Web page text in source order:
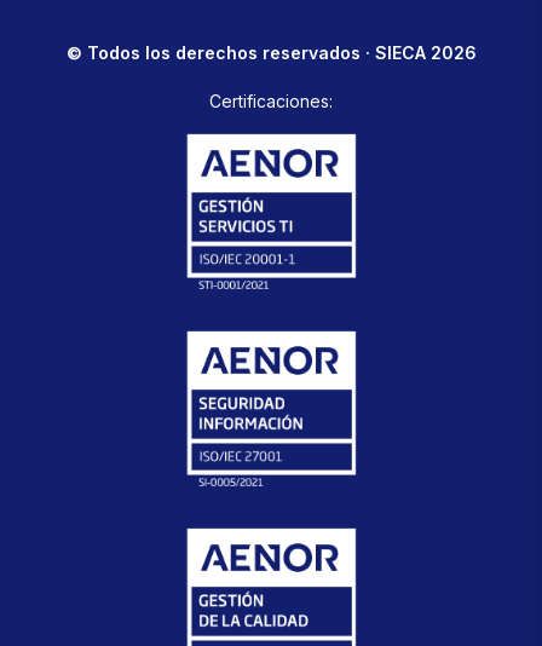
© Todos los derechos reservados · SIECA 2026
Certificaciones: